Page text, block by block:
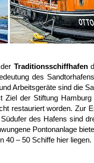
Traditionsschiffhafen
des
Arbeitsgeräte sind die
Ziel der Stiftung
restauriert worden. Zur
des Hafens sind
Pontonanlage
40 – 50 Schiffe hier liegen.